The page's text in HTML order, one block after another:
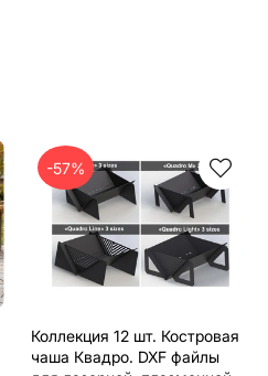
-57%
Коллекция 12 шт. Костровая
чаша Квадро. DXF файлы